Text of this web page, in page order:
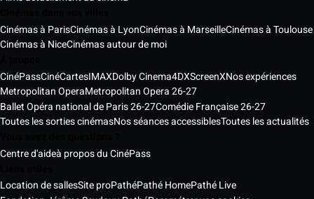
Cinémas à ParisCinémas à LyonCinémas à MarseilleCinémas à Toulouse
Cinémas à NiceCinémas autour de moi
CinéPassCinéCartesIMAXDolby Cinema4DXScreenXNos expériences
Metropolitan OperaMetropolitan Opera 26-27
Ballet Opéra national de Paris 26-27Comédie Française 26-27
Toutes les sorties cinémasNos séances accessiblesToutes les actualités
Centre d'aideà propos du CinéPass
Location de sallesSite proPathéPathé HomePathé Live